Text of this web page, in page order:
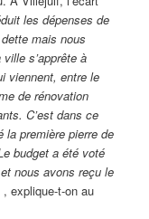
les dépenses de
mais nous
s’apprête à
viennent, entre le
de rénovation
C’est dans ce
la première pierre de
budget a été voté
nous avons reçu le
, explique-t-on au